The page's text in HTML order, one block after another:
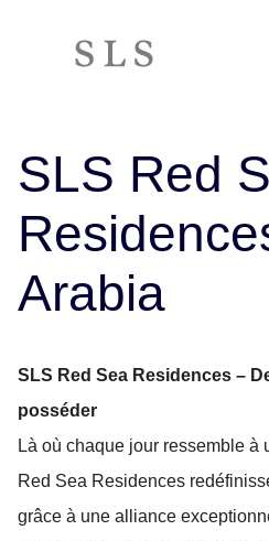
SLS Red
Arabia
SLS Red Sea Residences –
posséder
Là où chaque jour ressemble à
Red Sea Residences
grâce à une alliance